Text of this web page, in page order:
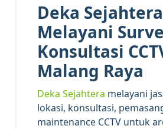
Deka Sejahtera
Melayani
Konsultasi
Malang Raya
Deka Sejahtera melayani
lokasi, konsultasi,
maintenance CCTV untuk